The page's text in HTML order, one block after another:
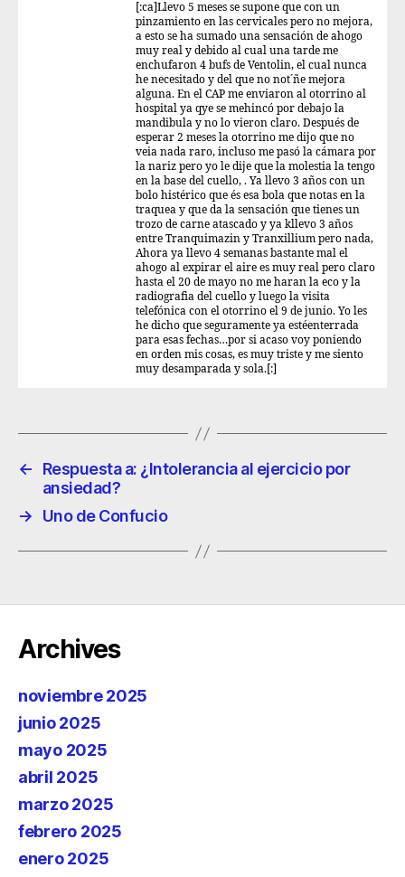
[:ca]Llevo 5 meses se supone que con un
pinzamiento en las cervicales pero no mejora,
a esto se ha sumado una sensación de ahogo
muy real y debido al cual una tarde me
enchufaron 4 bufs de Ventolin, el cual nunca
he necesitado y del que no not´ñe mejora
alguna. En el CAP me enviaron al otorrino al
hospital ya qye se mehincó por debajo la
mandibula y no lo vieron claro. Después de
esperar 2 meses la otorrino me dijo que no
veia nada raro, incluso me pasó la cámara por
la nariz pero yo le dije que la molestia la tengo
en la base del cuello, . Ya llevo 3 años con un
bolo histérico que és esa bola que notas en la
traquea y que da la sensación que tienes un
trozo de carne atascado y ya kllevo 3 años
entre Tranquimazin y Tranxillium pero nada,
Ahora ya llevo 4 semanas bastante mal el
ahogo al expirar el aire es muy real pero claro
hasta el 20 de mayo no me haran la eco y la
radiografia del cuello y luego la visita
telefónica con el otorrino el 9 de junio. Yo les
he dicho que seguramente ya estéenterrada
para esas fechas…por si acaso voy poniendo
en orden mis cosas, es muy triste y me siento
muy desamparada y sola.[:]
←
Respuesta a: ¿Intolerancia al ejercicio por
ansiedad?
→
Uno de Confucio
Archives
noviembre 2025
junio 2025
mayo 2025
abril 2025
marzo 2025
febrero 2025
enero 2025